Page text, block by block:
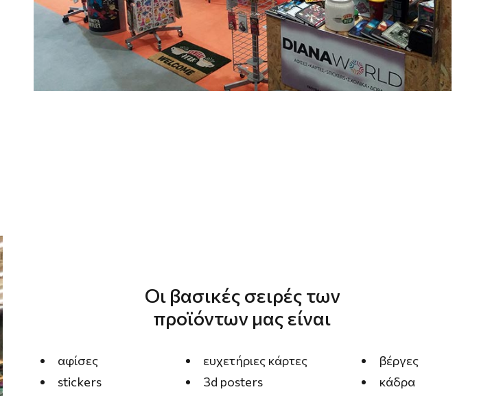
Οι βασικές σειρές των
προϊόντων μας είναι
αφίσες ευχετήριες κάρτες
βέργες
stickers
3d posters
κάδρα